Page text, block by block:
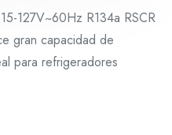
127V~60Hz R134a RSCR
gran capacidad de
para refrigeradores